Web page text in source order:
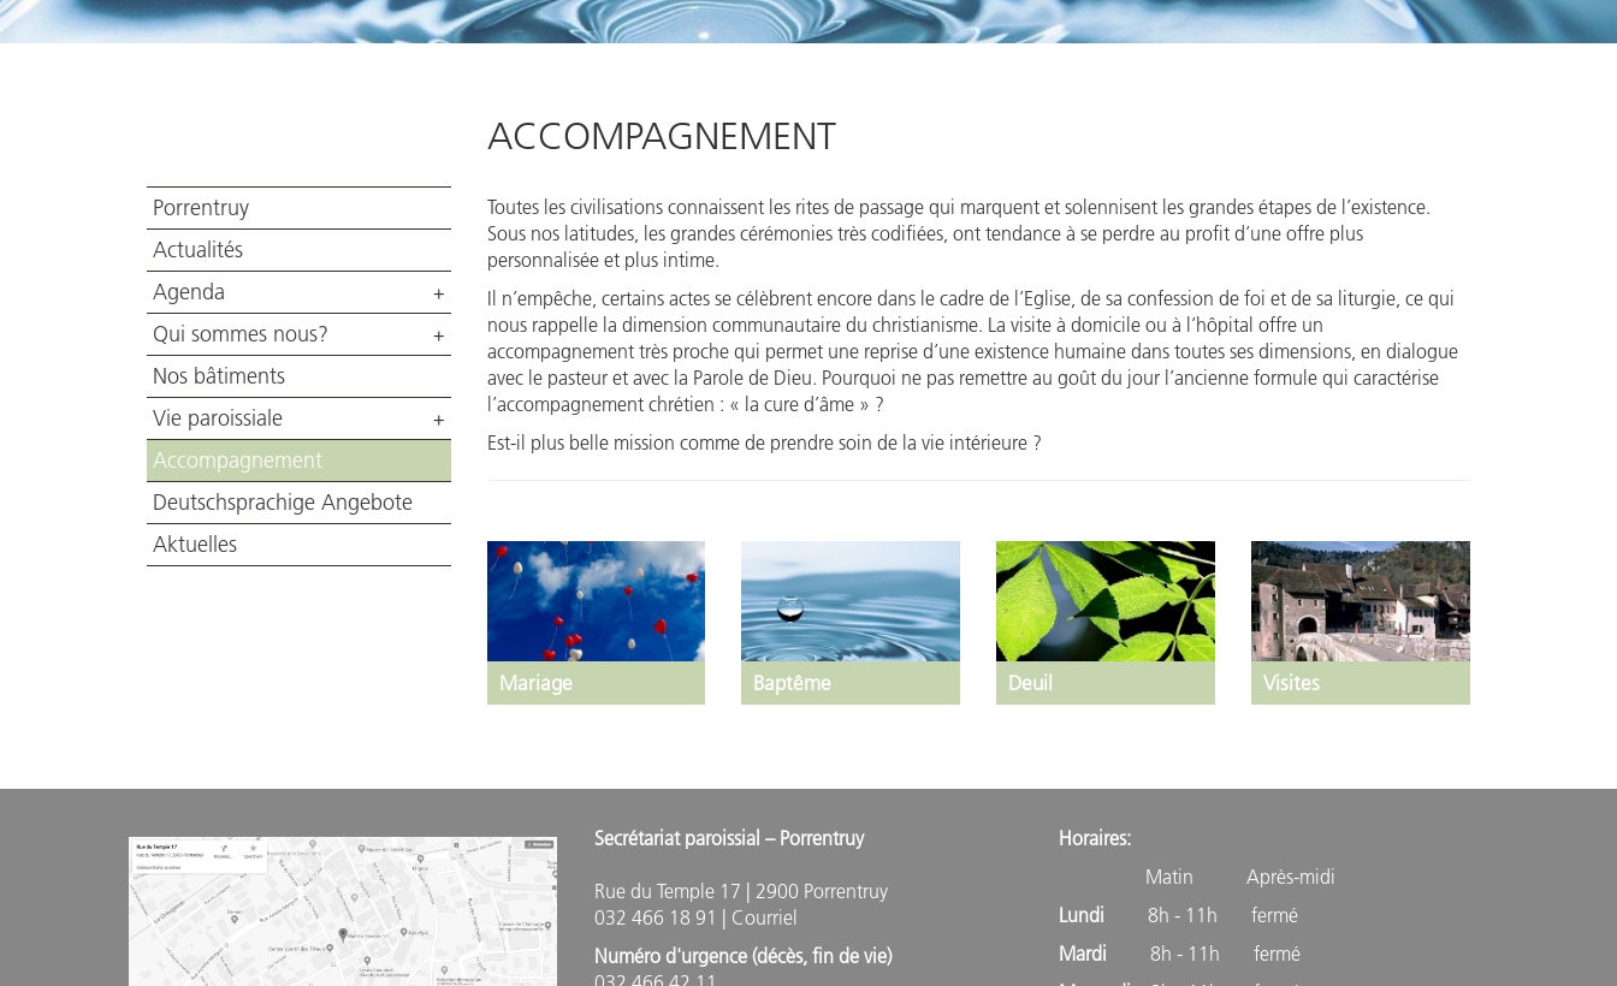
Porrentruy
Actualités
Agenda
+
Qui sommes nous? +
Nos bâtiments
Vie paroissiale
+
Accompagnement
Deutschsprachige Angebote
Aktuelles
ACCOMPAGNEMENT
Toutes les civilisations connaissent les rites de passage qui marquent et solennisent les grandes étapes de l’existence.
Sous nos latitudes, les grandes cérémonies très codifiées, ont tendance à se perdre au profit d’une offre plus
personnalisée et plus intime.
Il n’empêche, certains actes se célèbrent encore dans le cadre de l’Eglise, de sa confession de foi et de sa liturgie, ce qui
nous rappelle la dimension communautaire du christianisme. La visite à domicile ou à l’hôpital offre un
accompagnement très proche qui permet une reprise d’une existence humaine dans toutes ses dimensions, en dialogue
avec le pasteur et avec la Parole de Dieu. Pourquoi ne pas remettre au goût du jour l’ancienne formule qui caractérise
l’accompagnement chrétien : « la cure d’âme » ?
Est-il plus belle mission comme de prendre soin de la vie intérieure ?
Mariage Baptême Deuil Visites
Secrétariat paroissial – Porrentruy
Rue du Temple 17 | 2900 Porrentruy
032 466 18 91 | Courriel
Numéro d'urgence (décès, fin de vie)
Horaires:
Matin Après-midi
Lundi
8h - 11h fermé
Mardi
8h - 11h fermé